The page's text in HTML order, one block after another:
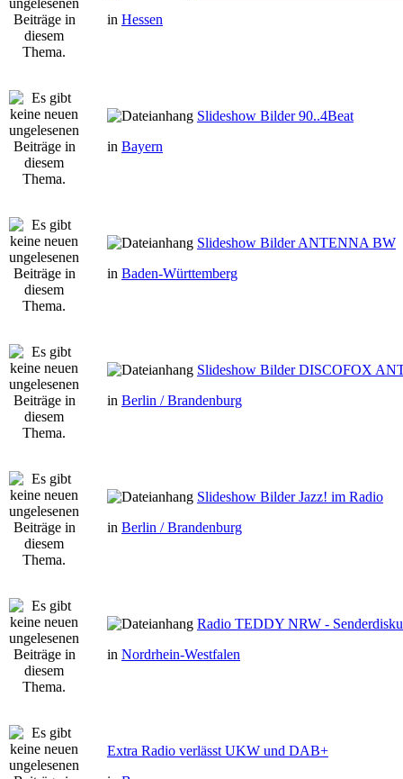
in Hessen
Slideshow Bilder 90..4Beat
in Bayern
Slideshow Bilder ANTENNA BW
in Baden-Württemberg
Slideshow Bilder DISCOFOX
in Berlin / Brandenburg
Slideshow Bilder Jazz! im Radio
in Berlin / Brandenburg
Radio TEDDY NRW -
in Nordrhein-Westfalen
Extra Radio verlässt UKW und DAB+